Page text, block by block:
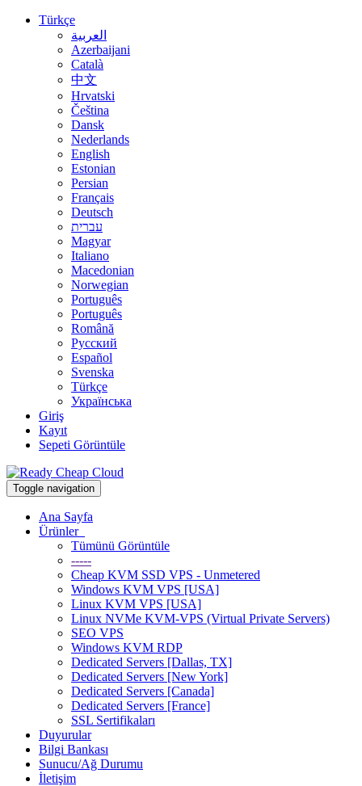
Türkçe
العربية
Azerbaijani
Català
中文
Hrvatski
Čeština
Dansk
Nederlands
English
Estonian
Persian
Français
Deutsch
עברית
Magyar
Italiano
Macedonian
Norwegian
Português
Português
Română
Русский
Español
Svenska
Türkçe
Українська
Giriş
Kayıt
Sepeti Görüntüle
Toggle navigation
Ana Sayfa
Ürünler
Tümünü Görüntüle
-----
Cheap KVM SSD VPS - Unmetered
Windows KVM VPS [USA]
Linux KVM VPS [USA]
Linux NVMe KVM-VPS (Virtual Private Servers)
SEO VPS
Windows KVM RDP
Dedicated Servers [Dallas, TX]
Dedicated Servers [New York]
Dedicated Servers [Canada]
Dedicated Servers [France]
SSL Sertifikaları
Duyurular
Bilgi Bankası
Sunucu/Ağ Durumu
İletişim